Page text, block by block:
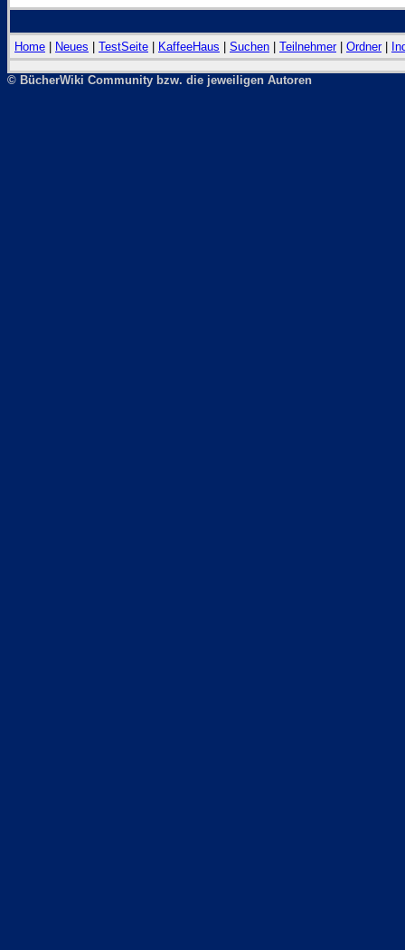
Home Neues TestSeite KaffeeHaus Suchen Teilnehmer| Ordner|
© BücherWiki Community bzw. die jeweiligen Autoren